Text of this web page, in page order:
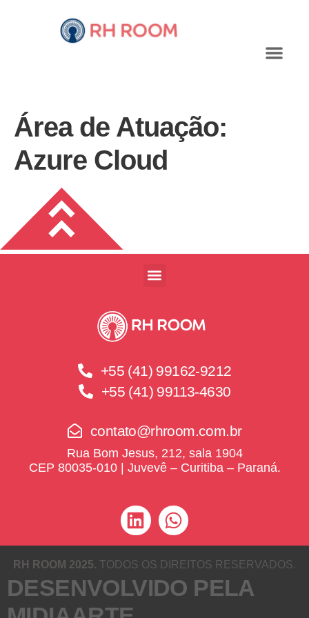
Área de Atuação:
Azure Cloud
+55 (41) 99162-9212
+55 (41) 99113-4630
contato@rhroom.com.br
Rua Bom Jesus, 212, sala 1904
CEP 80035-010 | Juvevê – Curitiba – Paraná.
RH ROOM 2025. TODOS OS DIREITOS RESERVADOS.
DESENVOLVIDO PELA